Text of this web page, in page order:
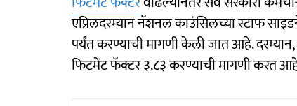
एप्रिलदरम्यान नॅशनल काउंसिलच्या स्टाफ
पर्यंत करण्याची मागणी केली जात आहे.
फिटमेंट फॅक्टर ३.८३ करण्याची मागणी करत